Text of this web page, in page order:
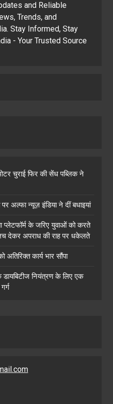
and Reliable
Trends, and
Stay Informed, Stay
- Your Trusted Source
चुराई फिर की सेंध पब्लिक ने
अल्फा न्यूज़ इंडिया ने दीं बधाइयां
प्लेटफॉर्म के जरिए युवाओं को करते
देकर अपराध की राह पर धकेलते
कार्य भार सौंपा
नियंत्रण के लिए एक